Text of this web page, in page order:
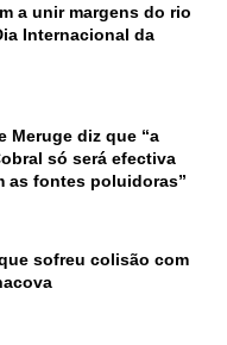
a unir margens do rio
Internacional da
Meruge diz que “a
só será efectiva
as fontes poluidoras”
sofreu colisão com